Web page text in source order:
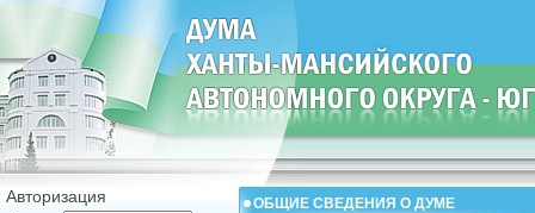
Авторизация ОБЩИЕ СВЕДЕНИЯ О ДУМЕ